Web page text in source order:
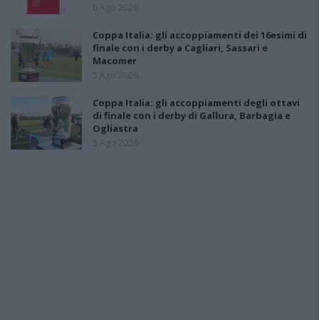
6 Ago 2026
Coppa Italia: gli accoppiamenti dei 16esimi di
finale con i derby a Cagliari, Sassari e
Macomer
5 Ago 2026
Coppa Italia: gli accoppiamenti degli ottavi
di finale con i derby di Gallura, Barbagia e
Ogliastra
5 Ago 2026